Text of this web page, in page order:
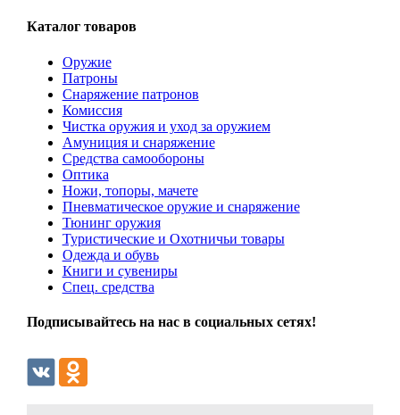
Каталог товаров
Оружие
Патроны
Снаряжение патронов
Комиссия
Чистка оружия и уход за оружием
Амуниция и снаряжение
Средства самообороны
Оптика
Ножи, топоры, мачете
Пневматическое оружие и снаряжение
Тюнинг оружия
Туристические и Охотничьи товары
Одежда и обувь
Книги и сувениры
Спец. средства
Подписывайтесь на нас в социальных сетях!